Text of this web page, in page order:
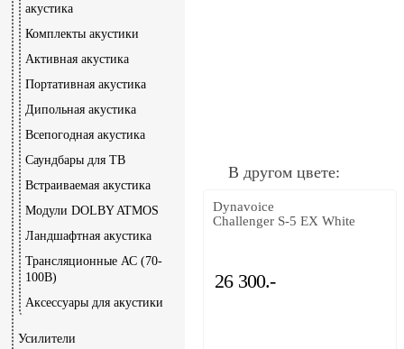
акустика
Комплекты акустики
Активная акустика
Портативная акустика
Дипольная акустика
Всепогодная акустика
Саундбары для ТВ
Встраиваемая акустика
Модули DOLBY ATMOS
Ландшафтная акустика
Трансляционные АС (70-
100В)
Аксессуары для акустики
Усилители
В другом цвете:
Dynavoice
Challenger S-5 EX White
26 300.-